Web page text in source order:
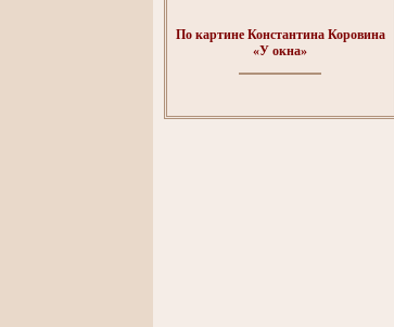
По картине Константина Коровина
«У окна»